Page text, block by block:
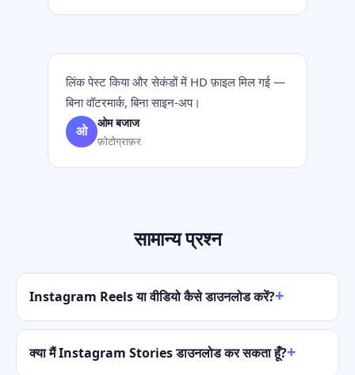
लिंक पेस्ट किया और सेकंडों में HD फ़ाइल मिल गई —
बिना वॉटरमार्क, बिना साइन-अप।
ओ ओम बजाज
फ़ोटोग्राफ़र
सामान्य प्रश्न
Instagram Reels या वीडियो कैसे डाउनलोड करें?
क्या मैं Instagram Stories डाउनलोड कर सकता हूँ?